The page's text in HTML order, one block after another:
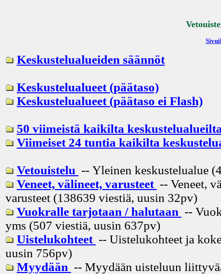
Keskustelualueiden säännöt
Keskustelualueet (päätaso)
Keskustelualueet (päätaso ei Flash)
50 viimeistä kaikilta
Viimeiset 24 tuntia kaikilta
Vetouistelu -- Yleinen keskustelualue
Veneet, välineet, varusteet -- Veneet,
varusteet (138639 viestiä, uusin 32pv)
Vuokralle tarjotaan / halutaan --
yms (507 viestiä, uusin 637pv)
Uistelukohteet -- Uistelukohteet ja
uusin 756pv)
Myydään -- Myydään uisteluun